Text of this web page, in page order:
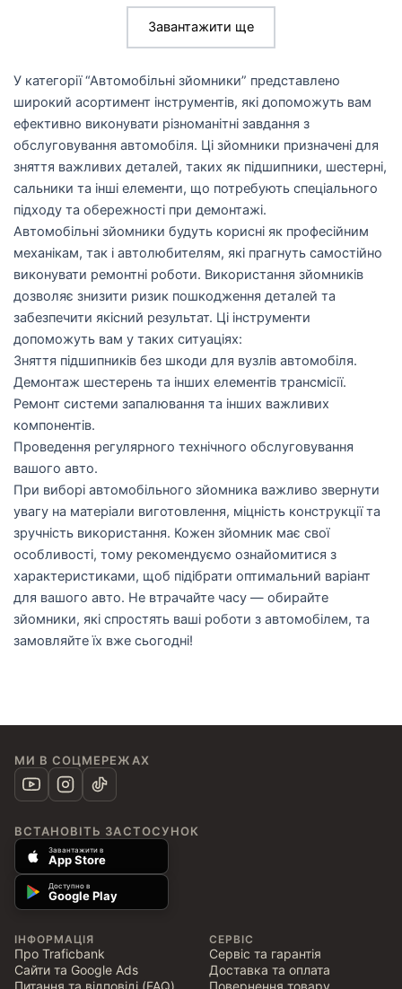
Завантажити ще
У категорії “Автомобільні зйомники” представлено
широкий асортимент інструментів, які допоможуть вам
ефективно виконувати різноманітні завдання з
обслуговування автомобіля. Ці зйомники призначені для
зняття важливих деталей, таких як підшипники, шестерні,
сальники та інші елементи, що потребують спеціального
підходу та обережності при демонтажі.
Автомобільні зйомники будуть корисні як професійним
механікам, так і автолюбителям, які прагнуть самостійно
виконувати ремонтні роботи. Використання зйомників
дозволяє знизити ризик пошкодження деталей та
забезпечити якісний результат. Ці інструменти
допоможуть вам у таких ситуаціях:
Зняття підшипників без шкоди для вузлів автомобіля.
Демонтаж шестерень та інших елементів трансмісії.
Ремонт системи запалювання та інших важливих
компонентів.
Проведення регулярного технічного обслуговування
вашого авто.
При виборі автомобільного зйомника важливо звернути
увагу на матеріали виготовлення, міцність конструкції та
зручність використання. Кожен зйомник має свої
особливості, тому рекомендуємо ознайомитися з
характеристиками, щоб підібрати оптимальний варіант
для вашого авто. Не втрачайте часу — обирайте
зйомники, які спростять ваші роботи з автомобілем, та
замовляйте їх вже сьогодні!
МИ В СОЦМЕРЕЖАХ
ВСТАНОВІТЬ ЗАСТОСУНОК
Завантажити в
App Store
Доступно в
Google Play
ІНФОРМАЦІЯ
Про Traficbank
Сайти та Google Ads
Питання та відповіді (FAQ)
СЕРВІС
Сервіс та гарантія
Доставка та оплата
Повернення товару